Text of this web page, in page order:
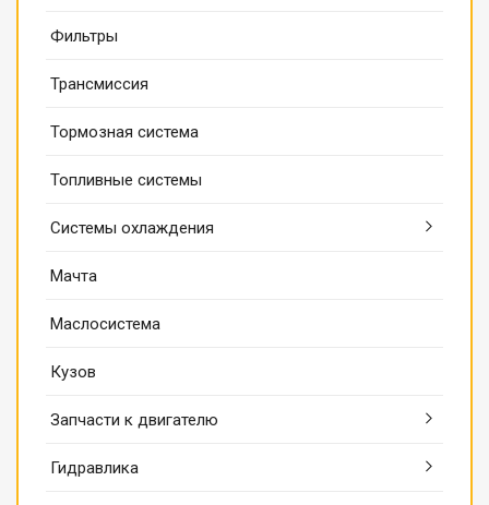
Фильтры
Трансмиссия
Тормозная система
Топливные системы
Системы охлаждения
Мачта
Маслосистема
Кузов
Запчасти к двигателю
Гидравлика